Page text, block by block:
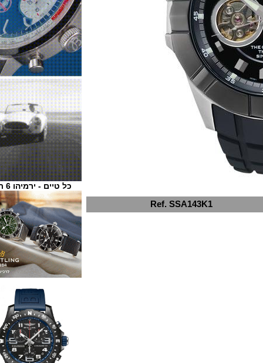
Ref. SSA143K1
כל טיים - ירמיהו 6 ת"א